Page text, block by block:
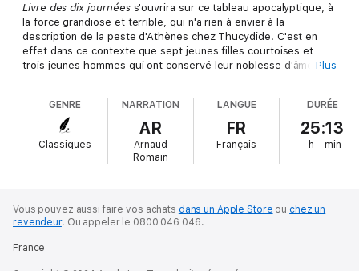
Livre des dix journéess'ouvrira sur ce tableau apocalyptique, à
la force grandiose et terrible, qui n'a rien à envier à la
description de la peste d'Athènes chez Thucydide. C'est en
effet dans ce contexte que sept jeunes filles courtoises et
trois jeunes hommes qui ont conservé leur noblesse d'âme se
pendant deux semaines se réunissent à l'ombre des bosquets
et se distraient chaque jour par le récit de dix nouvelles, une
pour chacun, tantôt sur un sujet libre, tantôt sur un sujet fixé à
l'avance pour tous, par la reine ou le roi de la journée. Tel est
le premier chef d'œuvre de la prose littéraire en langue
>> Ce livre audio en version intégrale vous est proposé en
téléchargement.
Plus
GENRE
Classiques
NARRATION
AR
Arnaud
Romain
LANGUE
FR
Français
DURÉE
25:13
h min
Vous pouvez aussi faire vos achats dans un Apple Store ou chez un
revendeur. Ou appeler le 0800 046 046.
France